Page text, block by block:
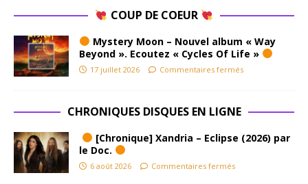
COUP DE COEUR
Mystery Moon – Nouvel album « Way
Beyond ». Ecoutez « Cycles Of Life »
17 juillet 2026 Commentaires fermés
CHRONIQUES DISQUES EN LIGNE
[Chronique] Xandria – Eclipse (2026) par
le Doc.
6 août 2026 Commentaires fermés